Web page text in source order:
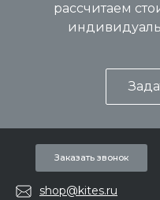
рассчитаем
Заказать звонок
shop@kites.ru